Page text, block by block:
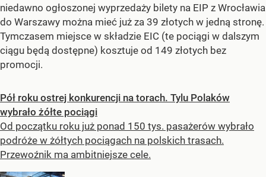
niedawno ogłoszonej wyprzedaży bilety na EIP z Wrocławia
do Warszawy można mieć już za 39 złotych w jedną stronę.
Tymczasem miejsce w składzie EIC (te pociągi w dalszym
ciągu będą dostępne) kosztuje od 149 złotych bez
promocji.
Pół roku ostrej konkurencji na torach. Tylu Polaków
wybrało żółte pociągi
Od początku roku już ponad 150 tys. pasażerów wybrało
podróże w żółtych pociągach na polskich trasach.
Przewoźnik ma ambitniejsze cele.